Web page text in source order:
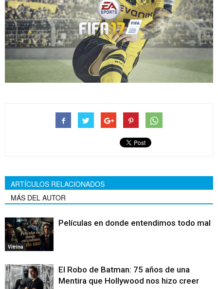
ARTÍCULOS RELACIONADOS
MÁS DEL AUTOR
Vitrina
Películas en donde entendimos todo mal
El Robo de Batman: 75 años de una
Mentira que Hollywood nos hizo creer